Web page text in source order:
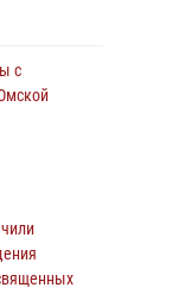
с
«Штурм»
по